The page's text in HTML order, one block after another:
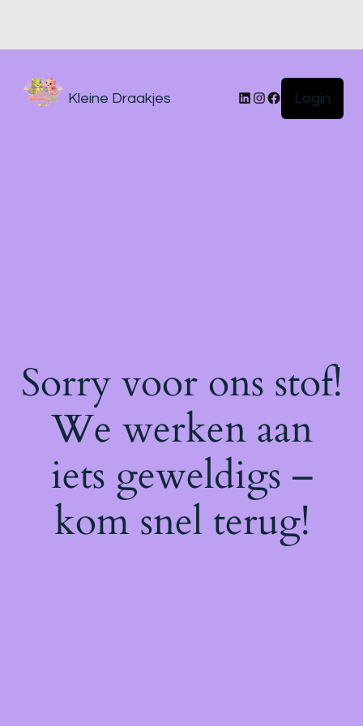
Kleine Draakjes Login
Sorry voor ons stof!
We werken aan
iets geweldigs –
kom snel terug!